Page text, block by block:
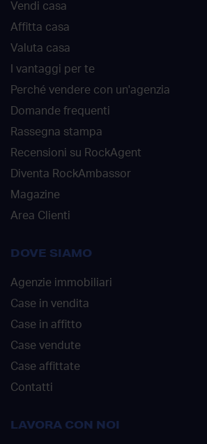
Vendi casa
Affitta casa
Valuta casa
I vantaggi per te
Perché vendere con un'agenzia
Domande frequenti
Rassegna stampa
Recensioni su RockAgent
Diventa RockAmbassor
Magazine
Area Clienti
DOVE SIAMO
Agenzie immobiliari
Case in vendita
Case in affitto
Case vendute
Case affittate
Contatti
LAVORA CON NOI